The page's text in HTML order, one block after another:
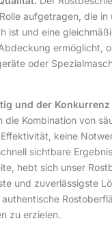
aufgetragen, die in
ist und eine
ermöglicht,
oder
und der Konkurrenz
die Kombination von
keine
sichtbare
hebt sich unser
und zuverlässigste
zu erzielen.